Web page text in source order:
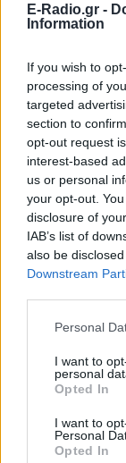
E-Radio.gr -
Information
If you wish to
processing of
targeted
section to
opt-out request
interest-based
us or personal
your opt-out.
disclosure of
IAB’s list of
also be
Downstream
Personal
I want to
personal
Opted In
I want to
Personal
Opted In
και μάθετε
Για ακόμη
ειδήσεωντου